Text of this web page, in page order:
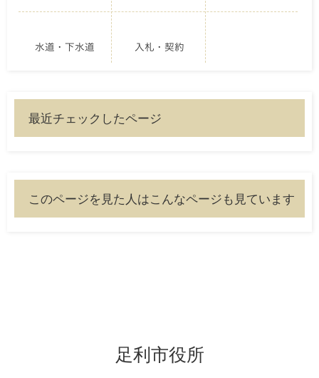
水道・下水道 入札・契約
最近チェックしたページ
このページを見た人はこんなページも見ています
足利市役所